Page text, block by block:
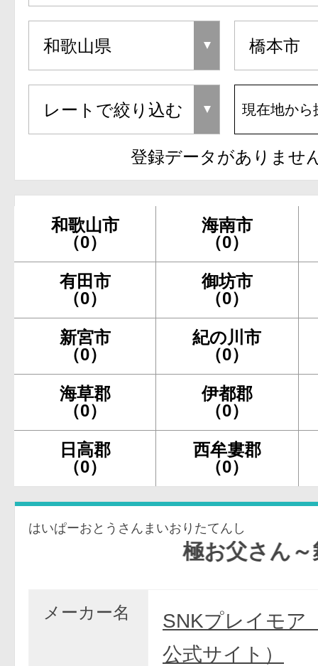
現在地から
登録データがありませ
和歌山市
（0）
海南市
（0）
有田市
（0）
御坊市
（0）
新宮市
（0）
紀の川市
（0）
海草郡
（0）
伊都郡
（0）
日高郡
（0）
西牟婁郡
（0）
はいぱーおとうさんまいおりたてんし
極お父さん～舞
メーカー名
SNKプレイモア
公式サイト）